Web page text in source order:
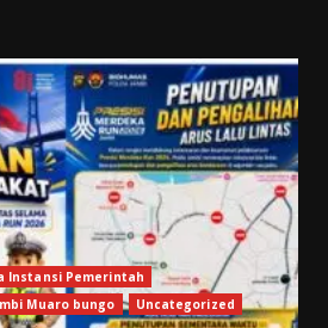
Instansi Pemerintah
Muaro bungo Uncategorized